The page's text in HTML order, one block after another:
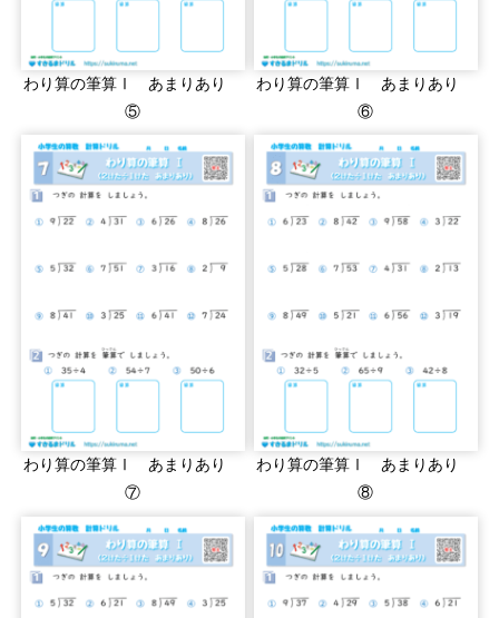
わり算の筆算Ⅰ あまりあり
⑤
わり算の筆算Ⅰ あまりあり
⑥
わり算の筆算Ⅰ あまりあり
⑦
わり算の筆算Ⅰ あまりあり
⑧